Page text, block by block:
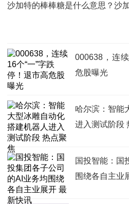
沙加特的棒棒糖是什么意思？沙
000638，连
危股曝光
哈尔滨：智能
进入测试阶段
国投智能：国
围绕各自主业